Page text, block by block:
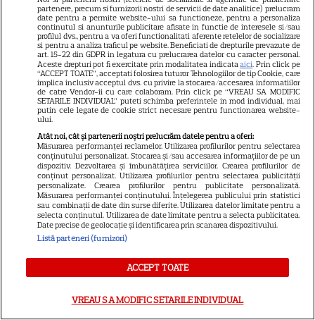
apare filmul pe SkyShowtime
9
PRIME VIDEO
Jamie Campbell Bower, starul
din „Stranger Things”, intră în
universul „Stăpânul Inelelor”.
Ce rol legendar va interpreta în
sezonul 3
5
NETFLIX
„Palatul de Est”, noul fenomen
coreean de pe Netflix: Regele
blestemat, fantomele și
exorcistul care sfidează
moartea
PRIME VIDEO
partenere, precum si furnizorii nostri de servicii de date analitice) prelucram
date pentru a permite website-ului sa functioneze, pentru a personaliza
continutul si anunturile publicitare afisate in functie de interesele si/sau
profilul dvs., pentru a va oferi functionalitati aferente retelelor de socializare
si pentru a analiza traficul pe website. Beneficiati de drepturile prevazute de
art. 15-22 din GDPR in legatura cu prelucrarea datelor cu caracter personal.
Aceste drepturi pot fi exercitate prin modalitatea indicataaici. Prin click pe
“ACCEPT TOATE”, acceptati folosirea tuturor Tehnologiilor de tip Cookie, care
implica inclusiv acceptul dvs. cu privire la stocarea/accesarea informatiilor
de catre Vendor-ii cu care colaboram. Prin click pe “VREAU SA MODIFIC
SETARILE INDIVIDUAL” puteti schimba preferintele in mod individual, mai
putin cele legate de cookie strict necesare pentru functionarea website-
ului.
Atât noi, cât și partenerii noștri prelucrăm datele pentru a oferi:
Măsurarea performanței reclamelor. Utilizarea profilurilor pentru selectarea
conținutului personalizat. Stocarea și/sau accesarea informațiilor de pe un
dispozitiv. Dezvoltarea și îmbunătățirea serviciilor. Crearea profilurilor de
conținut personalizat. Utilizarea profilurilor pentru selectarea publicității
personalizate. Crearea profilurilor pentru publicitate personalizată.
Măsurarea performanței conținutului. Înțelegerea publicului prin statistici
sau combinații de date din surse diferite. Utilizarea datelor limitate pentru a
selecta conținutul. Utilizarea de date limitate pentru a selecta publicitatea.
Date precise de geolocație și identificarea prin scanarea dispozitivului.
Listă parteneri (furnizori)
ACCEPT TOATE
VREAU SA MODIFIC SETARILE INDIVIDUAL